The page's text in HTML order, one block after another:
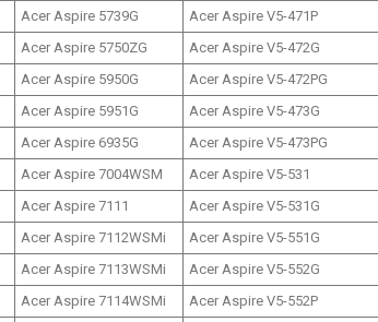
Acer Aspire 5739G Acer Aspire V5-471P
Acer Aspire 5750ZG Acer Aspire V5-472G
Acer Aspire 5950G Acer Aspire V5-472PG
Acer Aspire 5951G Acer Aspire V5-473G
Acer Aspire 6935G Acer Aspire V5-473PG
Acer Aspire 7004WSM Acer Aspire V5-531
Acer Aspire 7111 Acer Aspire V5-531G
Acer Aspire 7112WSMi Acer Aspire V5-551G
Acer Aspire 7113WSMi Acer Aspire V5-552G
Acer Aspire 7114WSMi Acer Aspire V5-552P